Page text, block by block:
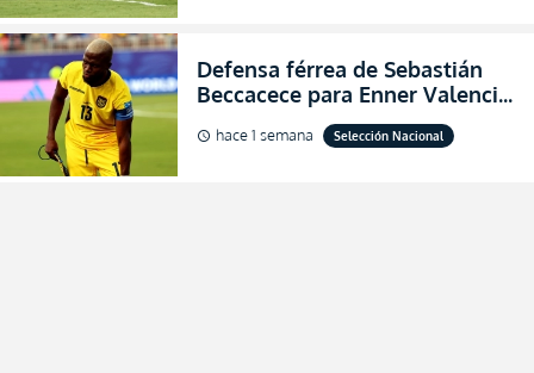
Defensa férrea de Sebastián
Beccacece para Enner Valencia
al indicar que era el hombre
indicado para Ecuador
schedule hace 1 semana Selección Nacional